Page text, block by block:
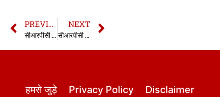
PREVIOUS
सीआरपीसी की धारा 145 | 145 CrPC in hindi
NEXT
सीआरपीसी की धारा 147 | 147 CrPC in hindi
हमसे जुड़े Privacy Policy Disclaimer